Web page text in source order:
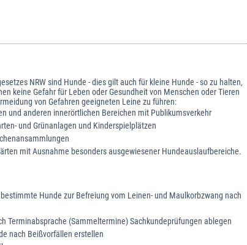
NRW sind Hunde - dies gilt auch für kleine Hunde - so zu halten,
keine Gefahr für Leben oder Gesundheit von Menschen oder Tieren
von Gefahren geeigneten Leine zu führen:
und anderen innerörtlichen Bereichen mit Publikumsverkehr
und Grünanlagen und Kinderspielplätzen
mit Ausnahme besonders ausgewiesener Hundeauslaufbereiche.
Hunde zur Befreiung vom Leinen- und Maulkorbzwang nach
Terminabsprache (Sammeltermine) Sachkundeprüfungen ablegen
nach Beißvorfällen erstellen